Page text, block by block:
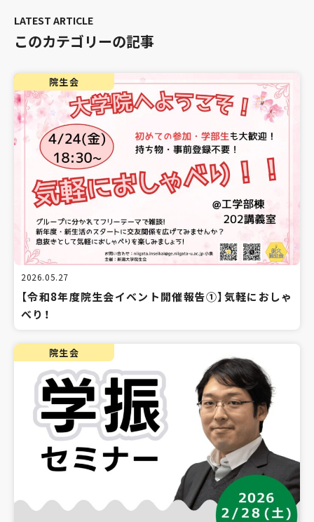
このカテゴリーの記事
院生会
2026.05.27
【令和8年度院生会イベント開催報告①】気軽におしゃ
べり！
院生会